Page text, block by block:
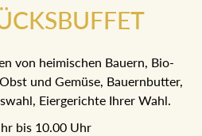
von heimischen Bauern, Bio-
und Gemüse, Bauernbutter,
Eiergerichte Ihrer Wahl.
bis 10.00 Uhr